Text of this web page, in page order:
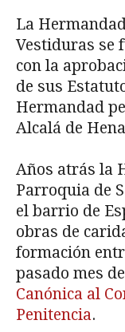
La
Vestiduras se
con la
de sus
Hermandad
Alcalá de
Años atrás la
Parroquia de
el barrio de
obras de
formación
pasado mes
Canónica al
Penitencia.